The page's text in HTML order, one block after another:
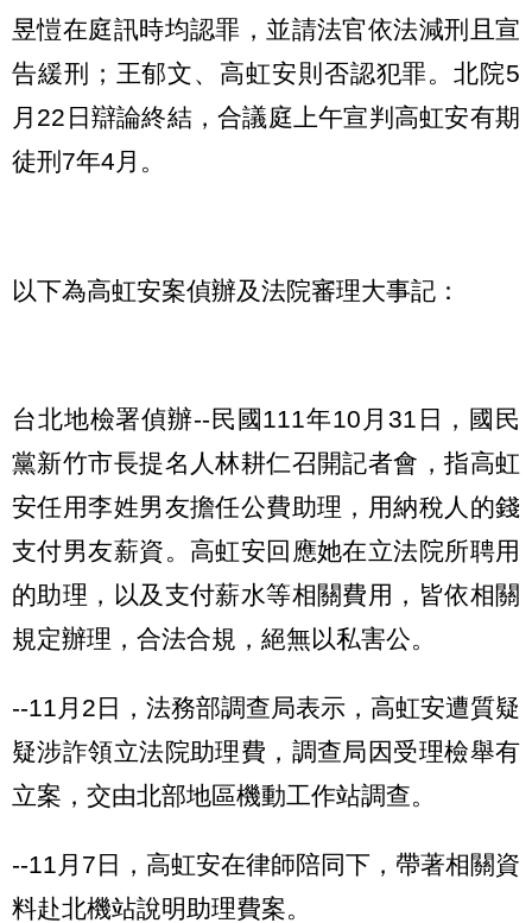
昱愷在庭訊時均認罪，並請法官依法減刑且宣
告緩刑；王郁文、高虹安則否認犯罪。北院5
月22日辯論終結，合議庭上午宣判高虹安有期
徒刑7年4月。
以下為高虹安案偵辦及法院審理大事記：
台北地檢署偵辦--民國111年10月31日，國民
黨新竹市長提名人林耕仁召開記者會，指高虹
安任用李姓男友擔任公費助理，用納稅人的錢
支付男友薪資。高虹安回應她在立法院所聘用
的助理，以及支付薪水等相關費用，皆依相關
規定辦理，合法合規，絕無以私害公。
--11月2日，法務部調查局表示，高虹安遭質疑
疑涉詐領立法院助理費，調查局因受理檢舉有
立案，交由北部地區機動工作站調查。
--11月7日，高虹安在律師陪同下，帶著相關資
料赴北機站說明助理費案。